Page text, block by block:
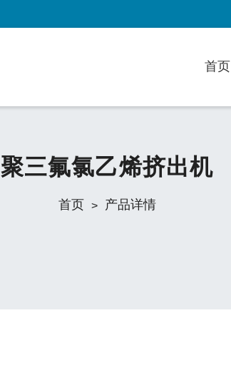
首页
聚三氟氯乙烯挤出机
首页 产品详情